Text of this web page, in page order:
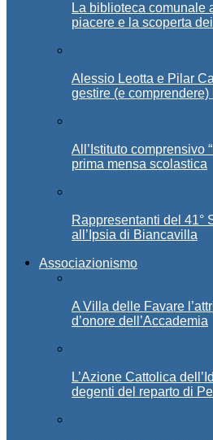
La biblioteca comunale
piacere e la scoperta
Alessio Leotta e Pilar
gestire (e comprendere)
All’Istituto comprensivo
prima mensa scolastica
Rappresentanti del 41°
all’Ipsia di Biancavilla
Associazionismo
A Villa delle Favare
d’onore dell’Accademia
L’Azione Cattolica
degenti del reparto di